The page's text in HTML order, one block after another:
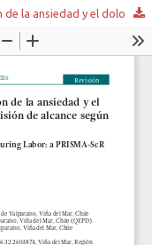
Uso de aromaterapia para la disminución de la ansiedad y el dolor durante el trabajo de parto